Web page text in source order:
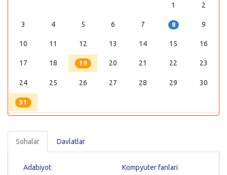
1
2
3 4 5 6 7 8 9
10 11 12 13 14 15 16
17 18 19 20 21 22 23
24 25 26 27 28 29 30
31
Sohalar Davlatlar
Adabiyot
Kompyuter fanlari